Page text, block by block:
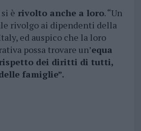
è rivolto anche a loro. “Un
rivolgo ai dipendenti della
ed auspico che la loro
possa trovare un’equa
dei diritti di tutti,
famiglie”.